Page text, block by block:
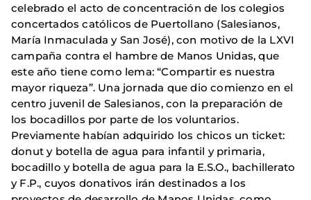
celebrado el acto de concentración de los colegios
concertados católicos de Puertollano (Salesianos,
María Inmaculada y San José), con motivo de la LXVI
campaña contra el hambre de Manos Unidas, que
este año tiene como lema: “Compartir es nuestra
mayor riqueza”. Una jornada que dio comienzo en el
centro juvenil de Salesianos, con la preparación de
los bocadillos por parte de los voluntarios.
Previamente habían adquirido los chicos un ticket:
donut y botella de agua para infantil y primaria,
bocadillo y botella de agua para la E.S.O., bachillerato
y F.P., cuyos donativos irán destinados a los